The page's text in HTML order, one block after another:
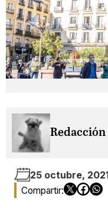
Redacción
25 octubre,